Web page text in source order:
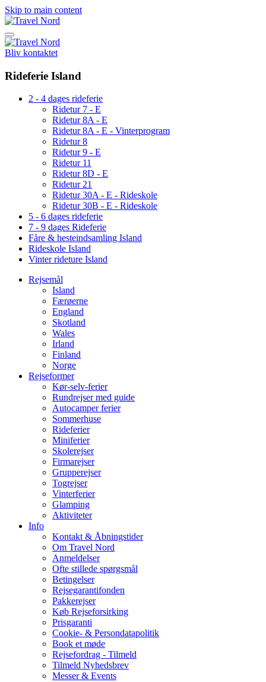
Skip to main content
Bliv kontaktet
Rideferie Island
2 - 4 dages rideferie
Ridetur 7 - E
Ridetur 8A - E
Ridetur 8A - E - Vinterprogram
Ridetur 8
Ridetur 9 - E
Ridetur 11
Ridetur 8D - E
Ridetur 21
Ridetur 30A - E - Rideskole
Ridetur 30B - E - Rideskole
5 - 6 dages rideferie
7 - 9 dages Rideferie
Fåre & hesteindsamling Island
Rideskole Island
Vinter rideture Island
Rejsemål
Island
Færøerne
England
Skotland
Wales
Irland
Finland
Norge
Rejseformer
Kør-selv-ferier
Rundrejser med guide
Autocamper ferier
Sommerhuse
Rideferier
Miniferier
Skolerejser
Firmarejser
Grupperejser
Togrejser
Vinterferier
Glamping
Aktiviteter
Info
Kontakt & Åbningstider
Om Travel Nord
Anmeldelser
Ofte stillede spørgsmål
Betingelser
Rejsegarantifonden
Pakkerejser
Køb Rejseforsirking
Prisgaranti
Cookie- & Persondatapolitik
Book et møde
Rejsefordrag - Tilmeld
Tilmeld Nyhedsbrev
Messer & Events